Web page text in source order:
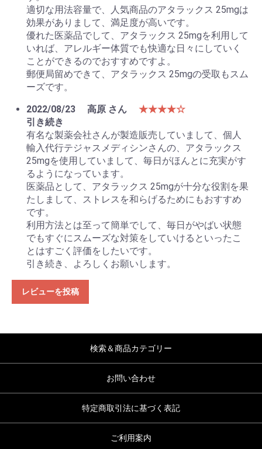
適切な用法容量で、人気商品のアタラックス 25mgは
効果がありまして、満足度が高いです。
優れた医薬品でして、アタラックス 25mgを利用して
いれば、アレルギー体質でも快適な日々にしていく
ことができるのでおすすめですよ。
郵便局留めできて、アタラックス 25mgの受取もスム
ーズです。
2022/08/23
高原 さん
★★★★☆
引き続き
有名な製薬会社さんが製造販売していまして、個人
輸入代行テジャスメディシンさんの、アタラックス
25mgを使用していまして、毎日がほんとに充実がす
るようになっています。
医薬品として、アタラックス 25mgが十分な役割を果
たしまして、ストレスを和らげるためにもおすすめ
です。
利用方法とは至って簡単でして、毎日がやばい状態
でもすぐにスムーズな対策をしていけるといったこ
とはすごく評価をしたいです。
引き続き、よろしくお願いします。
レビューを投稿
検索＆商品カテゴリー
お問い合わせ
特定商取引法に基づく表記
ご利用案内